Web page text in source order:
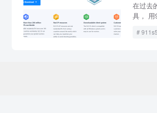
在过去
具，
911s5